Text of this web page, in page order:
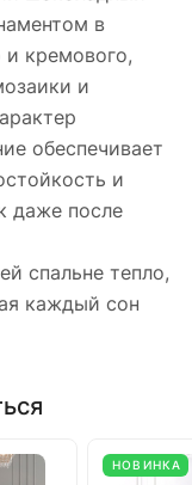
в
и кремового,
и
обеспечивает
и
даже после
спальне тепло,
каждый сон
НОВИНКА